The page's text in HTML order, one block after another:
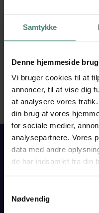
Samtykke
Denne hjemmeside
Vi bruger cookies til at
annoncer, til at vise dig
at analysere vores
din brug af vores
for sociale medier,
analysepartnere. Vores
data med andre
de har indsamlet fra din
Nødvendig
TARM